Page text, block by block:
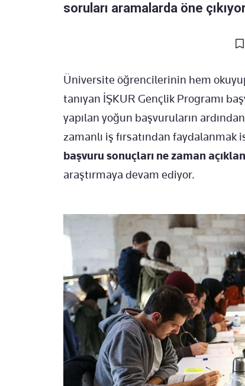
soruları aramalarda öne
Üniversite öğrencilerinin hem
tanıyan İŞKUR Gençlik Programı
yapılan yoğun başvuruların
zamanlı iş fırsatından faydalanmak
başvuru sonuçları ne zaman
araştırmaya devam ediyor.